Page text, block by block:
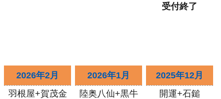
受付終了
2026年2月
羽根屋+賀茂金
2026年1月
陸奥八仙+黒牛
2025年12月
開運+石鎚